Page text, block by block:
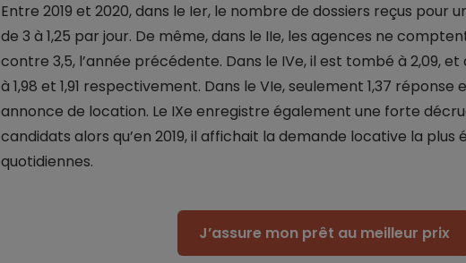
Entre 2019 et 2020, dans le Ier, le nombre de dossiers reçus pour
de 3 à 1,25 par jour. De même, dans le IIe, les agences ne
contre 3,5, l’année précédente. Dans le IVe, il est tombé à 2,09, et
à 1,98 et 1,91 respectivement. Dans le VIe, seulement 1,37 réponse
annonce de location. Le IXe enregistre également une forte
candidats alors qu’en 2019, il affichait la demande locative la plus
quotidiennes.
J’assure mon prêt au meilleur prix